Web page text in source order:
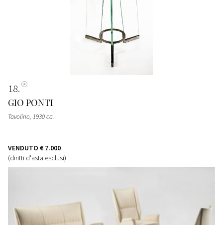
18
GIO PONTI
Tavolino, 1930 ca.
VENDUTO € 7.000
(diritti d'asta esclusi)